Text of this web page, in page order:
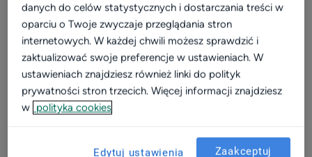
Komunikacja z pacjentami
Patient experience
Dla placówek medycznych
Konsultacje online
Aktualizacja profilu placówki
specjalista posiadający system od ZnanyLekarz w
planie VIP lub Plus, otrzymuje w jego ramach
konsultacje online gratis.
Jak wygląda rozliczenie z pacjentami
za konsultacje online? Jakie są opcje
płatności?
ZnanyLekarz daje kilka opcji opłacenia konsultacji online.
danych do celów statystycznych i dostarczania treści w
oparciu o Twoje zwyczaje przeglądania stron
internetowych. W każdej chwili możesz sprawdzić i
zaktualizować swoje preferencje w ustawieniach. W
ustawieniach znajdziesz również linki do polityk
prywatności stron trzecich. Więcej informacji znajdziesz
w polityka cookies
Edytuj ustawienia Zaakceptuj